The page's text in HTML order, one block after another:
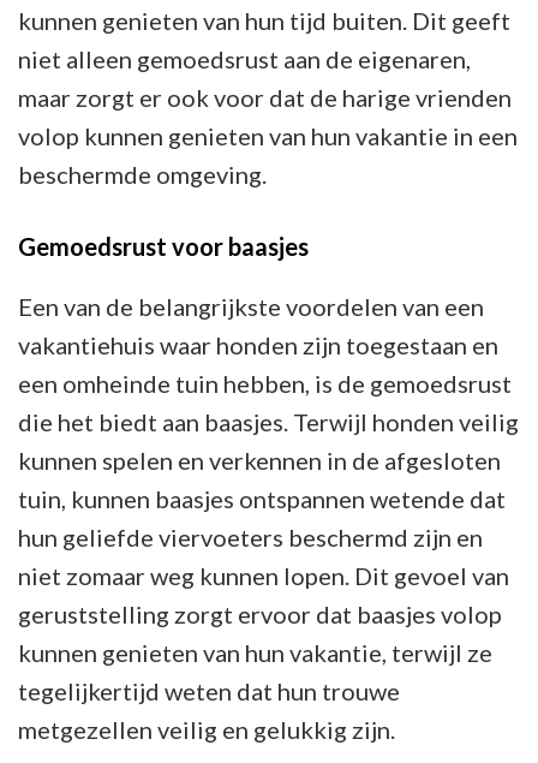
kunnen genieten van hun tijd buiten. Dit geeft
niet alleen gemoedsrust aan de eigenaren,
maar zorgt er ook voor dat de harige vrienden
volop kunnen genieten van hun vakantie in een
beschermde omgeving.
Gemoedsrust voor baasjes
Een van de belangrijkste voordelen van een
vakantiehuis waar honden zijn toegestaan en
een omheinde tuin hebben, is de gemoedsrust
die het biedt aan baasjes. Terwijl honden veilig
kunnen spelen en verkennen in de afgesloten
tuin, kunnen baasjes ontspannen wetende dat
hun geliefde viervoeters beschermd zijn en
niet zomaar weg kunnen lopen. Dit gevoel van
geruststelling zorgt ervoor dat baasjes volop
kunnen genieten van hun vakantie, terwijl ze
tegelijkertijd weten dat hun trouwe
metgezellen veilig en gelukkig zijn.